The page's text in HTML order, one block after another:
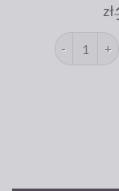
zł
ilość torba